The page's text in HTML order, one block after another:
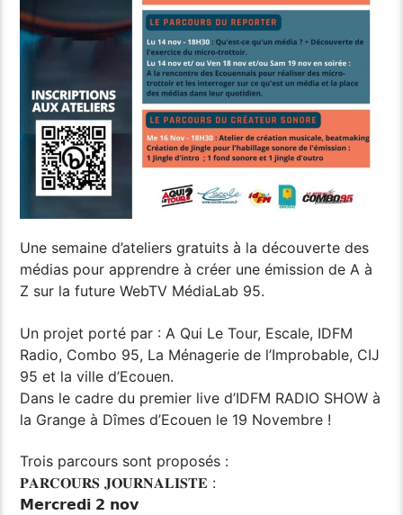
Une semaine d’ateliers gratuits à la découverte des
médias pour apprendre à créer une émission de A à
Z sur la future WebTV MédiaLab 95.
Un projet porté par : A Qui Le Tour, Escale, IDFM
Radio, Combo 95, La Ménagerie de l’Improbable, CIJ
95 et la ville d’Ecouen.
Dans le cadre du premier live d’IDFM RADIO SHOW à
la Grange à Dîmes d’Ecouen le 19 Novembre !
Trois parcours sont proposés :
𝐏𝐀𝐑𝐂𝐎𝐔𝐑𝐒 𝐉𝐎𝐔𝐑𝐍𝐀𝐋𝐈𝐒𝐓𝐄 :
𝗠𝗲𝗿𝗰𝗿𝗲𝗱𝗶 𝟮 𝗻𝗼𝘃